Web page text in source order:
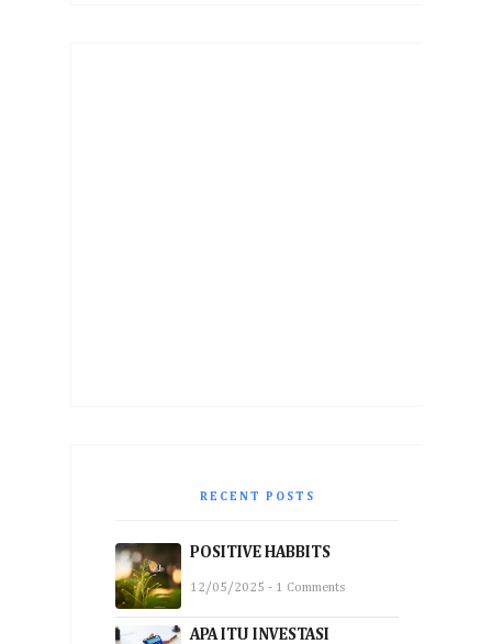
RECENT POSTS
POSITIVE HABBITS
12/05/2025 - 1 Comments
APA ITU INVESTASI